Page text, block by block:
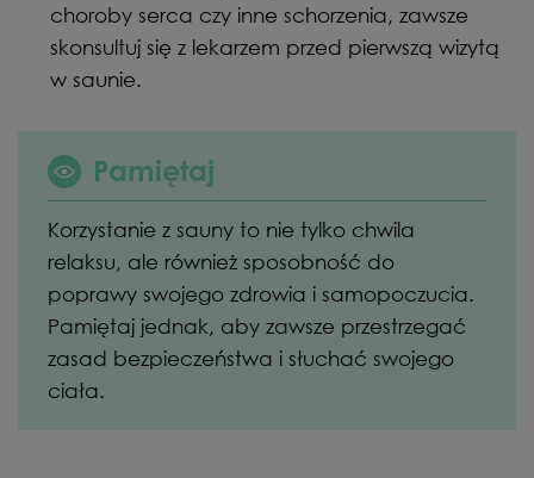
choroby serca czy inne schorzenia, zawsze
skonsultuj się z lekarzem przed pierwszą wizytą
w saunie.
Pamiętaj
Korzystanie z sauny to nie tylko chwila
relaksu, ale również sposobność do
poprawy swojego zdrowia i samopoczucia.
Pamiętaj jednak, aby zawsze przestrzegać
zasad bezpieczeństwa i słuchać swojego
ciała.